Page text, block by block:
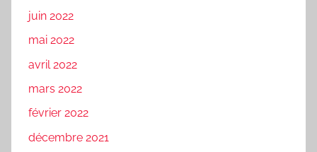
juin 2022
mai 2022
avril 2022
mars 2022
février 2022
décembre 2021